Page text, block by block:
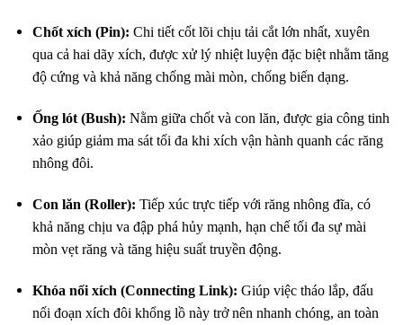
Chốt xích (Pin): Chi tiết cốt lõi chịu tải cắt lớn nhất, xuyên
qua cả hai dãy xích, được xử lý nhiệt luyện đặc biệt nhằm tăng
độ cứng và khả năng chống mài mòn, chống biến dạng.
Ống lót (Bush): Nằm giữa chốt và con lăn, được gia công tinh
xảo giúp giảm ma sát tối đa khi xích vận hành quanh các răng
nhông đôi.
Con lăn (Roller): Tiếp xúc trực tiếp với răng nhông đĩa, có
khả năng chịu va đập phá hủy mạnh, hạn chế tối đa sự mài
mòn vẹt răng và tăng hiệu suất truyền động.
Khóa nối xích (Connecting Link): Giúp việc tháo lắp, đấu
nối đoạn xích đôi khổng lồ này trở nên nhanh chóng, an toàn